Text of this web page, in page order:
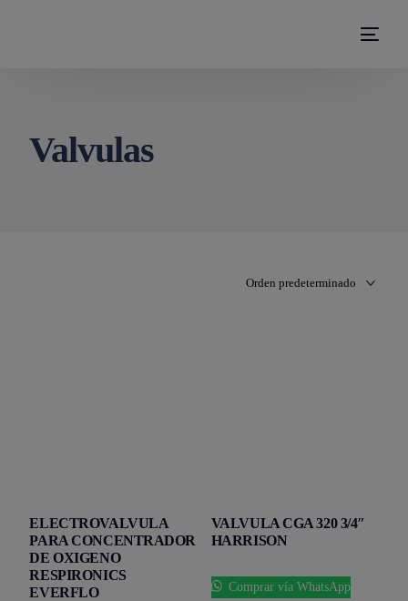
Valvulas
ELECTROVALVULA
PARA CONCENTRADOR
DE OXIGENO
RESPIRONICS
EVERFLO
VALVULA CGA 320 3/4″
HARRISON
Comprar vía WhatsApp